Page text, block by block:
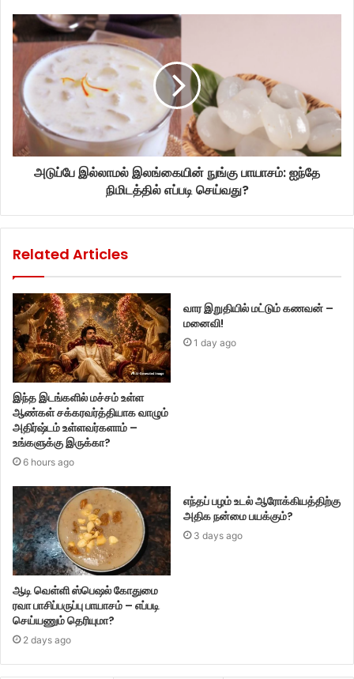
அடுப்பே இல்லாமல் இலங்கையின் நுங்கு பாயாசம்: ஐந்தே
நிமிடத்தில் எப்படி செய்வது?
Related Articles
இந்த இடங்களில் மச்சம் உள்ள
ஆண்கள் சக்கரவர்த்தியாக வாழும்
அதிர்ஷ்டம் உள்ளவர்களாம் –
உங்களுக்கு இருக்கா?
6 hours ago
வார இறுதியில் மட்டும் கணவன் –
மனைவி!
1 day ago
ஆடி வெள்ளி ஸ்பெஷல் கோதுமை
ரவா பாசிப்பருப்பு பாயாசம் – எப்படி
செய்யணும் தெரியுமா?
2 days ago
எந்தப் பழம் உடல் ஆரோக்கியத்திற்கு
அதிக நன்மை பயக்கும்?
3 days ago